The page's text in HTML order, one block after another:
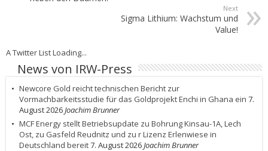
Next
Sigma Lithium: Wachstum und
Value!
A Twitter List Loading...
News von IRW-Press
Newcore Gold reicht technischen Bericht zur
Vormachbarkeitsstudie für das Goldprojekt Enchi in Ghana ein 7.
August 2026Joachim Brunner
MCF Energy stellt Betriebsupdate zu Bohrung Kinsau-1A, Lech
Ost, zu Gasfeld Reudnitz und zu r Lizenz Erlenwiese in
Deutschland bereit7. August 2026Joachim Brunner